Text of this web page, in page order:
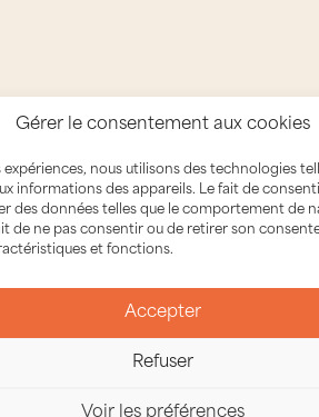
Gérer le consentement aux cookies
expériences, nous utilisons des technologies
informations des appareils. Le fait de
des données telles que le comportement de
de ne pas consentir ou de retirer son
et fonctions.
Accepter
Refuser
Voir les préférences